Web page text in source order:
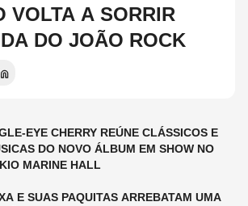
VOLTA A SORRIR
DO JOÃO ROCK
EYE CHERRY REÚNE CLÁSSICOS E
DO NOVO ÁLBUM EM SHOW NO
MARINE HALL
E SUAS PAQUITAS ARREBATAM UMA